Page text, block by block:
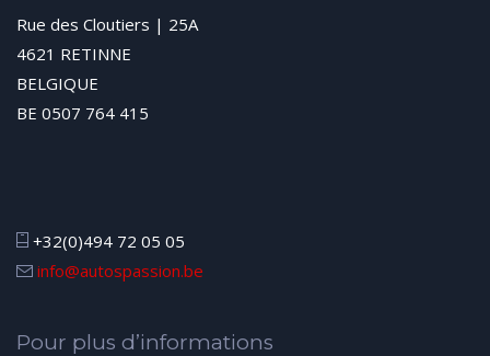
Rue des Cloutiers | 25A
4621 RETINNE
BELGIQUE
BE 0507 764 415
+32(0)494 72 05 05
info@autospassion.be
Pour plus d’informations